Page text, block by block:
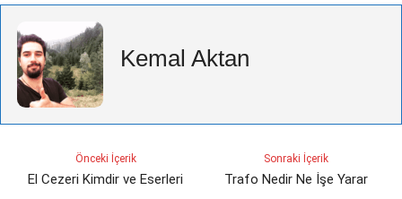
Kemal Aktan
Önceki İçerik
El Cezeri Kimdir ve Eserleri
Sonraki İçerik
Trafo Nedir Ne İşe Yarar